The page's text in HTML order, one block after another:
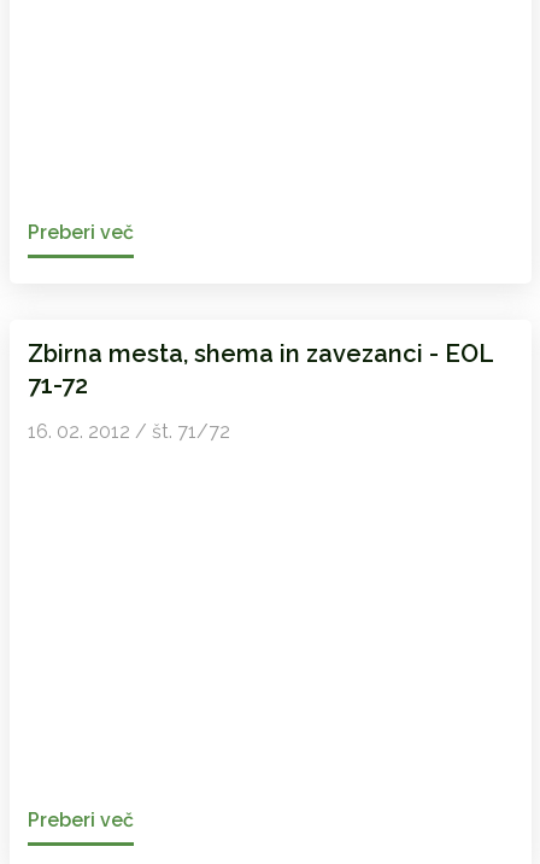
Preberi več
Zbirna mesta, shema in zavezanci - EOL
71-72
16. 02. 2012 / št. 71/72
Preberi več